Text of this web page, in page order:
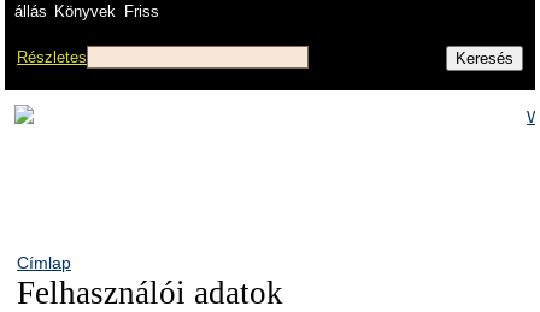
állás Könyvek Friss
Részletes
Címlap
Felhasználói adatok